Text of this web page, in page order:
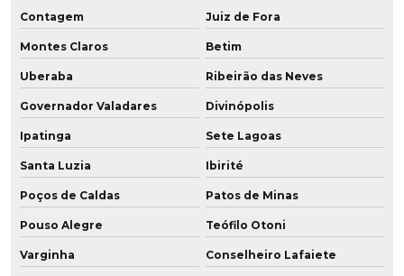
Fabricante de roda em poliuretano para frigorífico
Fabricante de roda vulkollan
Fabricante de roda vulkollan para câmara fria
Fabricante de rodízios de poliuretano
Fabricantes de peças em poliuretano
Fabricantes de rodas em poliuretano
Fornecedor de peças de poliuretano
Contagem Juiz de Fora
Montes Claros Betim
Uberaba Ribeirão das Neves
Governador Valadares Divinópolis
Ipatinga Sete Lagoas
Santa Luzia Ibirité
Poços de Caldas Patos de Minas
Pouso Alegre Teófilo Otoni
Varginha Conselheiro Lafaiete